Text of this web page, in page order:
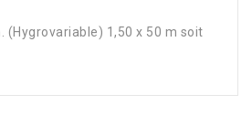
(Hygrovariable) 1,50 x 50 m soit